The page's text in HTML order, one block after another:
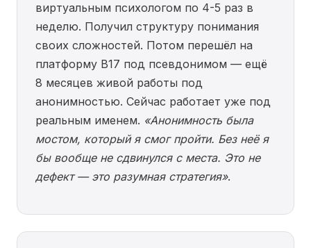
виртуальным психологом по 4-5 раз в
неделю. Получил структуру понимания
своих сложностей. Потом перешёл на
платформу B17 под псевдонимом — ещё
8 месяцев живой работы под
анонимностью. Сейчас работает уже под
реальным именем. «Анонимность была
мостом, который я смог пройти. Без неё я
бы вообще не сдвинулся с места. Это не
дефект — это разумная стратегия».